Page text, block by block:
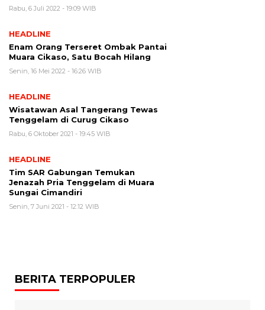
Rabu, 6 Juli 2022 - 19:09 WIB
HEADLINE
Enam Orang Terseret Ombak Pantai
Muara Cikaso, Satu Bocah Hilang
Senin, 16 Mei 2022 - 16:26 WIB
HEADLINE
Wisatawan Asal Tangerang Tewas
Tenggelam di Curug Cikaso
Rabu, 6 Oktober 2021 - 19:45 WIB
HEADLINE
Tim SAR Gabungan Temukan
Jenazah Pria Tenggelam di Muara
Sungai Cimandiri
Senin, 7 Juni 2021 - 12:12 WIB
BERITA TERPOPULER